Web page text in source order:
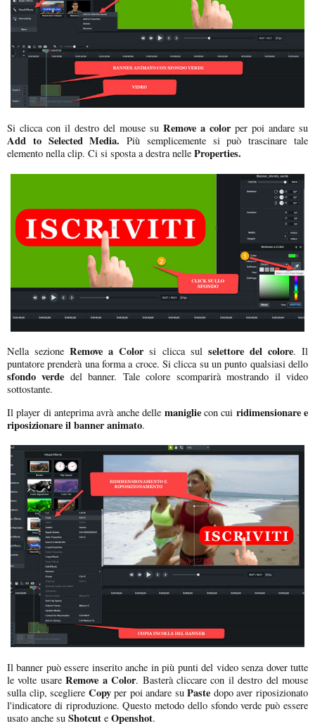
Si clicca con il destro del mouse su Remove a colorper poi andare su
Add to Selected Media.Più semplicemente si può trascinare tale
elemento nella clip. Ci si sposta a destra nelle Properties.
Nella sezioneRemove a Colorsi clicca sul selettore del colore. Il
puntatore prenderà una forma a croce. Si clicca su un punto qualsiasi dello
sfondo verde del banner. Tale colore scomparirà mostrando il video
sottostante.
Il player di anteprima avrà anche delle manigliecon cui ridimensionare e
riposizionare il banner animato.
Il banner può essere inserito anche in più punti del video senza dover tutte
le volte usareRemove a Color. Basterà cliccare con il destro del mouse
sulla clip, scegliere Copyper poi andare suPaste dopo aver riposizionato
l'indicatore di riproduzione. Questo metodo dello sfondo verde può essere
usato anche su Shotcut e Openshot.